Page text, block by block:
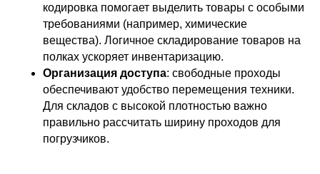
кодировка помогает выделить товары с особыми
требованиями (например, химические
вещества). Логичное складирование товаров на
полках ускоряет инвентаризацию.
Организация доступа: свободные проходы
обеспечивают удобство перемещения техники.
Для складов с высокой плотностью важно
правильно рассчитать ширину проходов для
погрузчиков.